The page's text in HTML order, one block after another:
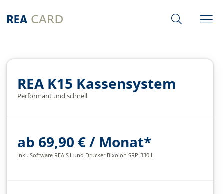
REA K15 Kassensystem
Performant und schnell
ab 69,90 € / Monat*
inkl. Software REA S1 und Drucker Bixolon SRP-330III